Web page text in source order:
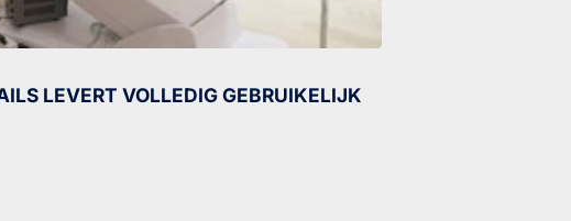
LEVERT VOLLEDIG GEBRUIKELIJK